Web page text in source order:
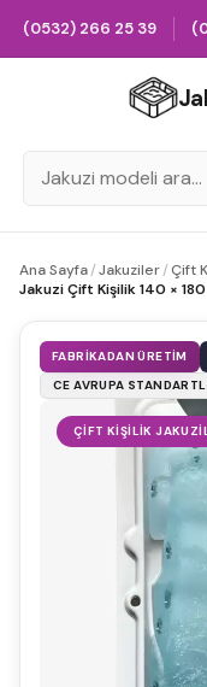
(0532) 266 25 39
Ana Sayfa/Jakuziler/Çift
Jakuzi Çift Kişilik 140 ×
FABRIKADAN ÜRETIM
CE AVRUPA
ÇIFT KIŞILIK